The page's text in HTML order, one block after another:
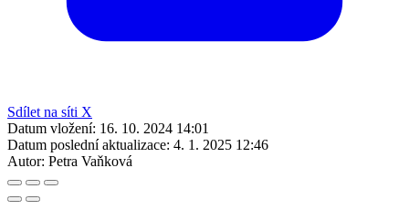
Sdílet na síti X
Datum vložení: 16. 10. 2024 14:01
Datum poslední aktualizace: 4. 1. 2025 12:46
Autor: Petra Vaňková